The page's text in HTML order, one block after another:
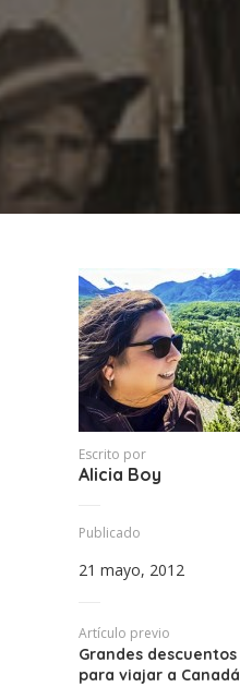
Escrito por
Alicia Boy
Publicado
21 mayo, 2012
Artículo previo
Grandes descuentos
para viajar a Canadá